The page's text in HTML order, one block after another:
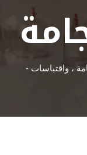
، واقتباسات -